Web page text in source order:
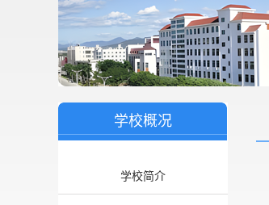
学校概况
学校简介